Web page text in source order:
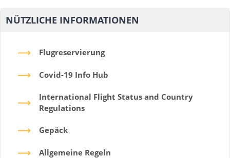
NÜTZLICHE INFORMATIONEN
Flugreservierung
Covid-19 Info Hub
International Flight Status and Country
Regulations
Gepäck
Allgemeine Regeln